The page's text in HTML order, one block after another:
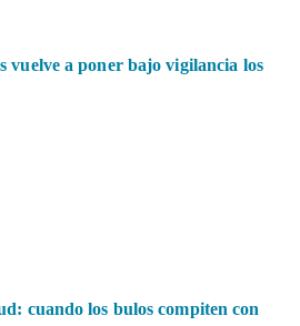
vuelve a poner bajo vigilancia los
cuando los bulos compiten con